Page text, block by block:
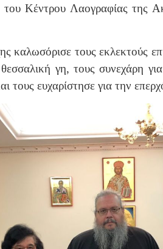
του Κέντρου Λαογραφίας της
καλωσόρισε τους εκλεκτούς
γη, τους συνεχάρη
τους ευχαρίστησε για την